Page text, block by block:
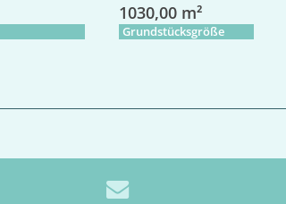
1030,00 m²
Grundstücksgröße